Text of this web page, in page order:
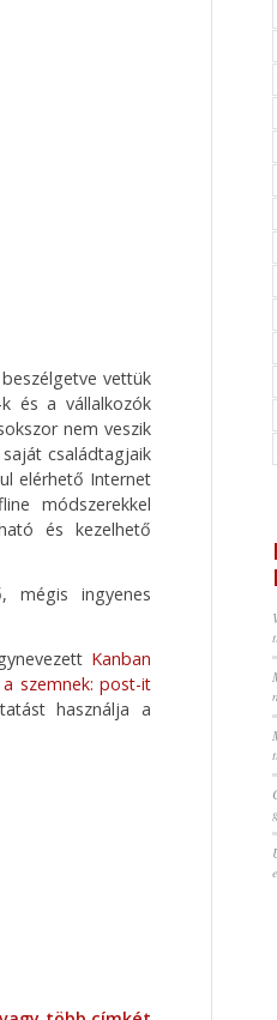
vettük
és a vállalkozók
nem veszik
családtagjaik
elérhető Internet
módszerekkel
és kezelhető
mégis ingyenes
Kanban
szemnek: post-it
használja a